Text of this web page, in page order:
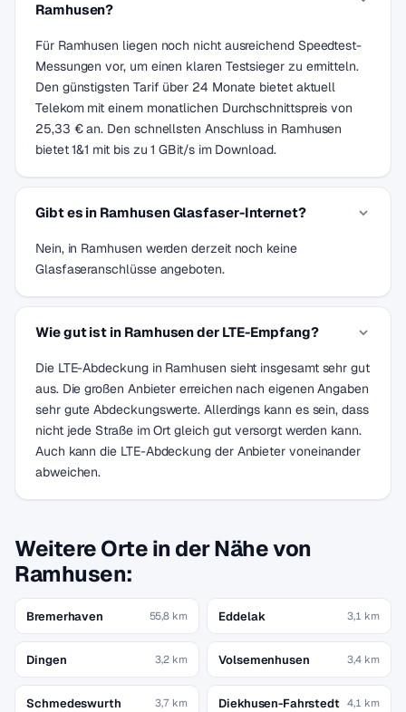
Ramhusen?
Für Ramhusen liegen noch nicht ausreichend Speedtest-
Messungen vor, um einen klaren Testsieger zu ermitteln.
Den günstigsten Tarif über 24 Monate bietet aktuell
Telekom mit einem monatlichen Durchschnittspreis von
25,33 € an. Den schnellsten Anschluss in Ramhusen
bietet 1&1 mit bis zu 1 GBit/s im Download.
Gibt es in Ramhusen Glasfaser-Internet?
Nein, in Ramhusen werden derzeit noch keine
Glasfaseranschlüsse angeboten.
Wie gut ist in Ramhusen der LTE-Empfang?
Die LTE-Abdeckung in Ramhusen sieht insgesamt sehr gut
aus. Die großen Anbieter erreichen nach eigenen Angaben
sehr gute Abdeckungswerte. Allerdings kann es sein, dass
nicht jede Straße im Ort gleich gut versorgt werden kann.
Auch kann die LTE-Abdeckung der Anbieter voneinander
abweichen.
Weitere Orte in der Nähe von
Ramhusen:
Bremerhaven 55,8 km Eddelak 3,1 km
Dingen 3,2 km Volsemenhusen 3,4 km
Schmedeswurth 3,7 km Diekhusen-Fahrstedt 4,1 km